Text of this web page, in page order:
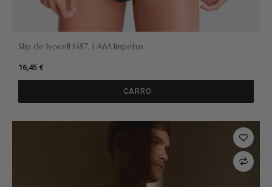
Slip de lyocell N87, I AM Impetus
16,45 €
CARRO